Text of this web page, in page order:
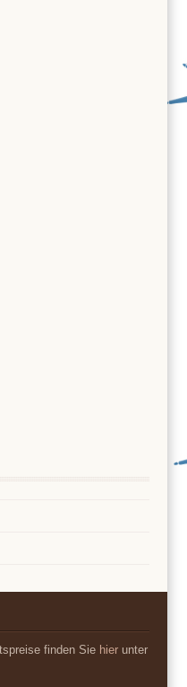
finden Sie hier unter